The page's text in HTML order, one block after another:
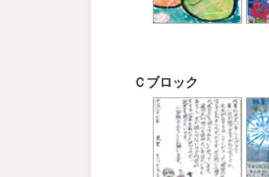
Ｃブロック